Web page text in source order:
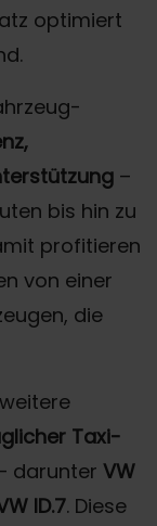
optimiert
–
bis hin zu
profitieren
von einer
die
Taxi-
darunter VW
ID.7. Diese